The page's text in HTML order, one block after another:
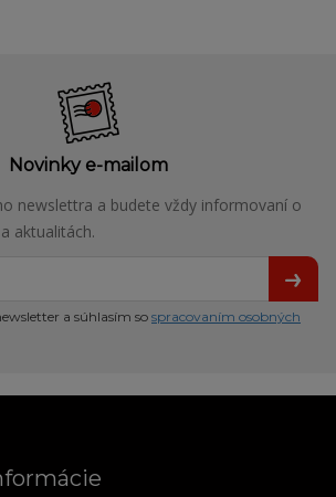
Novinky e-mailom
newslettra a budete vždy informovaní o
aktualitách.
a súhlasím sospracovaním osobných